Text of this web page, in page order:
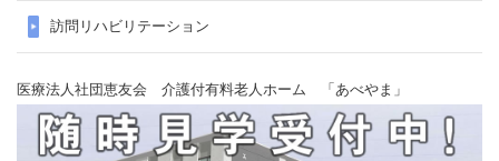
訪問リハビリテーション
医療法人社団恵友会 介護付有料老人ホーム 「あべやま」